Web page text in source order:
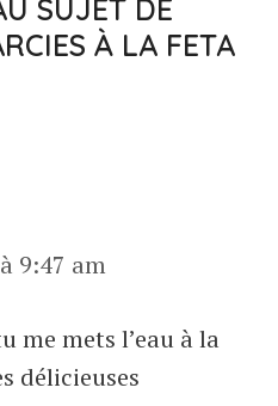
SUJET DE
À LA FETA
9:47 am
me mets l’eau à la
délicieuses